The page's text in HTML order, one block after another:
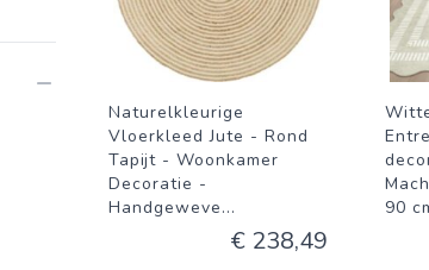
Naturelkleurige
Vloerkleed Jute - Rond
Tapijt - Woonkamer
Decoratie -
Handgeweve...
€ 238,49
90